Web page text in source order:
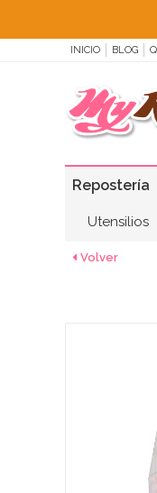
INICIO BLOG
Repostería
Utensilios
Volver